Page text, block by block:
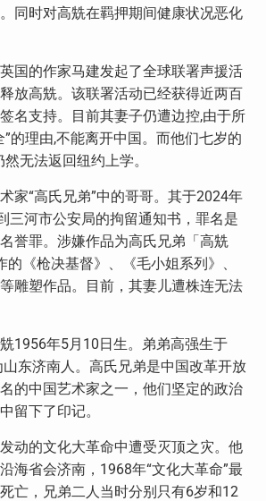
同时对高兟在羁押期间健康状况恶化
国的作家马建发起了全球联署声援活
放高兟。该联署活动已经获得近两百
名支持。目前其妻子仍遭边控,由于所
的理由,不能离开中国。而他们七岁的
然无法返回纽约上学。
家“高氏兄弟”中的哥哥。其于2024年
三河市公安局的拘留通知书，罪名是
誉罪。涉嫌作品为高氏兄弟「高兟
《枪决基督》、《毛小姐系列》、
等雕塑作品。目前，其妻儿遭株连无法
1956年5月 10日生。弟弟高强生于
东济南人。高氏兄弟是中国改革开放
的中国艺术家之一，他们坚定的政治
留下了印记。
动的文化大革命中遭受灭顶之灾。他
海省会济南， 1968年“文化大革命”最
亡，兄弟二人当时分别只有6岁和12